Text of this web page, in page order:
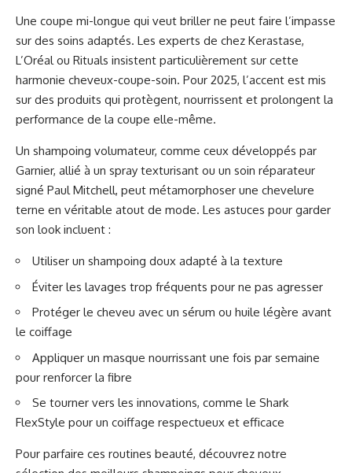
Une coupe mi-longue qui veut briller ne peut faire l’impasse
sur des soins adaptés. Les experts de chez Kerastase,
L’Oréal ou Rituals insistent particulièrement sur cette
harmonie cheveux-coupe-soin. Pour 2025, l’accent est mis
sur des produits qui protègent, nourrissent et prolongent la
performance de la coupe elle-même.
Un shampoing volumateur, comme ceux développés par
Garnier, allié à un spray texturisant ou un soin réparateur
signé Paul Mitchell, peut métamorphoser une chevelure
terne en véritable atout de mode. Les astuces pour garder
son look incluent :
Utiliser un shampoing doux adapté à la texture
Éviter les lavages trop fréquents pour ne pas agresser
Protéger le cheveu avec un sérum ou huile légère avant
le coiffage
Appliquer un masque nourrissant une fois par semaine
pour renforcer la fibre
Se tourner vers les innovations, comme le Shark
FlexStyle pour un coiffage respectueux et efficace
Pour parfaire ces routines beauté, découvrez notre